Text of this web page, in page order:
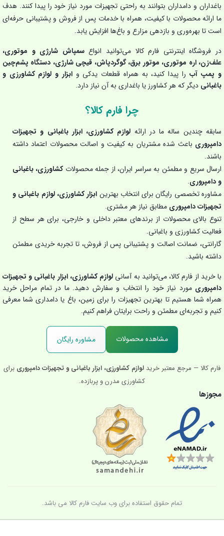
باغداران و دامداران بتوانند به راحتی تجهیزات مورد نیاز خود را پیدا کنند. هدف
ما ارائه محصولات با کیفیت، همراه با خدمات پس از فروش و پشتیبانی حرفه‌ای
است تا بهره‌وری و بازدهی مزارع و باغ‌ها افزایش یابد.
در فروشگاه اینترنتی فارم کالا می‌توانید انواعسمپاش شارژی و موتوری،
علف‌زن، اره موتوری، موتور برق، گوگردپاش، قیچی شارژی، دستگاه پشم‌چین
و پمپ آب را پیدا کنید، به همراه قطعات یدکی وابزار و لوازم کشاورزی و
باغبانی دیگر که هر کشاورز یا باغداری به آن نیاز دارد.
چرا فارم کالا؟
سابقه چندین ساله ما در ارائه لوازم کشاورزی، ابزار باغبانی و تجهیزات
دامپروری باعث شده مشتریان به کیفیت و اصالت محصولات اعتماد داشته
باشند.
ارسال سریع و مطمئن به سراسر ایران، از جمله محصولاتکشاورزی، باغبانی
و دامپروری.
مشاوره تخصصی رایگان برای انتخاب بهترین ابزار کشاورزی، لوازم باغبانی و
تجهیزات دامپروری مطابق نیاز هر مشتری.
تنوع بالای محصولات از برندهای معتبر داخلی و خارجی، برای هر سطح از
فعالیت کشاورزی و باغبانی.
گارانتی، ضمانت اصالت و پشتیبانی پس از فروش، تا تجربه خریدی مطمئن
داشته باشید.
با خرید از فارم کالا، می‌توانید به آسانی لوازم کشاورزی، ابزار باغبانی و تجهیزات
دامپروری مورد نیاز خود را انتخاب و سفارش دهید. ما در تمام مراحل خرید
همراه شما هستیم تا بهترین تجهیزات را برای زمین، باغ یا دامداری شما معرفی
کنیم و تجربه‌ای مطمئن و راحت برایتان فراهم کنیم.
مشاهده محصولات مشاوره رایگان
فارم کالا — مرجع معتبر خرید لوازم کشاورزی، ابزار باغبانی و تجهیزات دامپروری برای
کشاورزی مدرن و پربازده.
مجوزها
تمام حقوق استفاده برای وب سایت فارم کالا می باشد.